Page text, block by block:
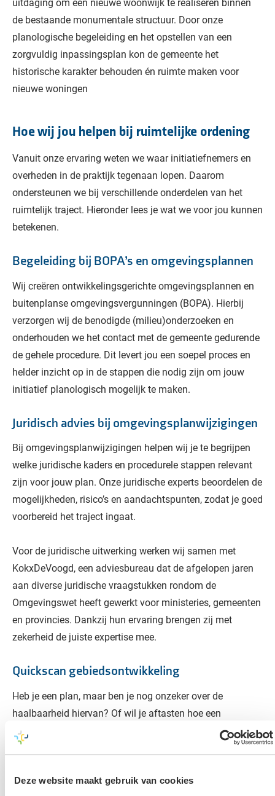
Deze website maakt gebruik van cookies
de bestaande monumentale structuur. Door onze
planologische begeleiding en het opstellen van een
zorgvuldig inpassingsplan kon de gemeente het
historische karakter behouden én ruimte maken voor
nieuwe woningen
Hoe wij jou helpen bij ruimtelijke ordening
Vanuit onze ervaring weten we waar initiatiefnemers en
overheden in de praktijk tegenaan lopen. Daarom
ondersteunen we bij verschillende onderdelen van het
ruimtelijk traject. Hieronder lees je wat we voor jou kunnen
betekenen.
Begeleiding bij BOPA’s en omgevingsplannen
Wij creëren ontwikkelingsgerichte omgevingsplannen en
buitenplanse omgevingsvergunningen (BOPA). Hierbij
verzorgen wij de benodigde (milieu)onderzoeken en
onderhouden we het contact met de gemeente gedurende
de gehele procedure. Dit levert jou een soepel proces en
helder inzicht op in de stappen die nodig zijn om jouw
initiatief planologisch mogelijk te maken.
Juridisch advies bij omgevingsplanwijzigingen
Bij omgevingsplanwijzigingen helpen wij je te begrijpen
welke juridische kaders en procedurele stappen relevant
zijn voor jouw plan. Onze juridische experts beoordelen de
mogelijkheden, risico’s en aandachtspunten, zodat je goed
voorbereid het traject ingaat.
Voor de juridische uitwerking werken wij samen met
KokxDeVoogd, een adviesbureau dat de afgelopen jaren
aan diverse juridische vraagstukken rondom de
Omgevingswet heeft gewerkt voor ministeries, gemeenten
en provincies. Dankzij hun ervaring brengen zij met
zekerheid de juiste expertise mee.
Quickscan gebiedsontwikkeling
Heb je een plan, maar ben je nog onzeker over de
haalbaarheid hiervan? Of wil je aftasten hoe een
gemeente tegen een specifiek plan aankijkt en welke
milieuonderzoeken je mogelijk dient uit te voeren? Wij
uitvoeren (met minimale inspanning en kosten). Zo krijg